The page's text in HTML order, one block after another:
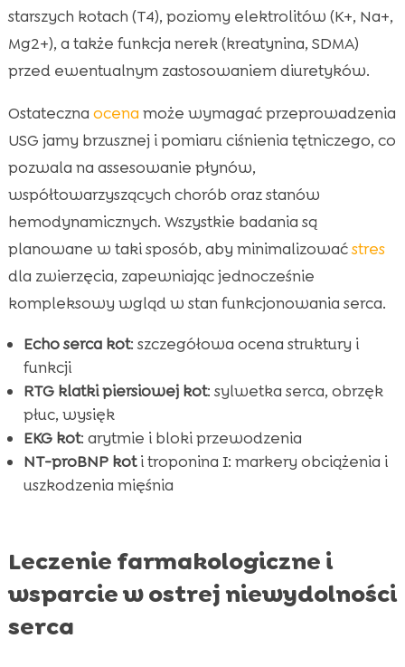
starszych kotach (T4), poziomy elektrolitów (K+, Na+,
Mg2+), a także funkcja nerek (kreatynina, SDMA)
przed ewentualnym zastosowaniem diuretyków.
Ostateczna ocena może wymagać przeprowadzenia
USG jamy brzusznej i pomiaru ciśnienia tętniczego, co
pozwala na assesowanie płynów,
współtowarzyszących chorób oraz stanów
hemodynamicznych. Wszystkie badania są
planowane w taki sposób, aby minimalizowaćstres
dla zwierzęcia, zapewniając jednocześnie
kompleksowy wgląd w stan funkcjonowania serca.
Echo serca kot: szczegółowa ocena struktury i
funkcji
RTG klatki piersiowej kot: sylwetka serca, obrzęk
płuc, wysięk
EKG kot: arytmie i bloki przewodzenia
NT-proBNP koti troponina I: markery obciążenia i
uszkodzenia mięśnia
Leczenie farmakologiczne i
wsparcie w ostrej niewydolności
serca